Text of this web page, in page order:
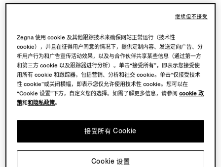
精品店配送不可用。
可在精品店退货。点击此处了解更多。
Zegna 使用 cookie 及其他跟踪技术来确保网站正常运行（技术性
cookie），并且在征得用户同意的情况下，提供定制内容、发送定向广告、分
析用户行为和广告宣传活动效果，以及与合作伙伴共享某些信息（通过第一方
和第三方 cookie 以及跟踪器进行分析）。单击“接受所有”，即表示您接受使
用所有 cookie 和跟踪器，包括营销、分析和社交 cookie。单击“仅接受技术
性 cookie”或关闭横幅，即表示您仅允许使用技术性 cookie。您可以在
“Cookie 设置”下方，自定义您的选择。如需了解更多信息，请参阅cookie 政
策和和隐私政策。
接受所有 Cookie
Cookie 设置
继续但不接受